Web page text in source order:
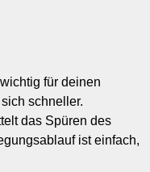
für deinen
schneller.
das Spüren des
ist einfach,